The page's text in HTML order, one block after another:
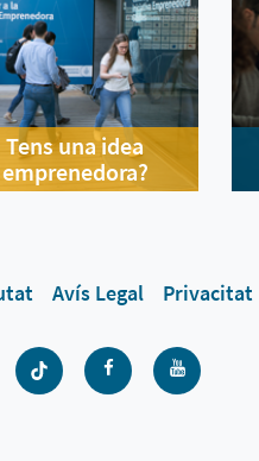
Tens una idea
emprenedora?
Avís Legal Privacitat